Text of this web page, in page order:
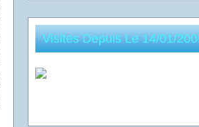
Visites Depuis Le 14/01/